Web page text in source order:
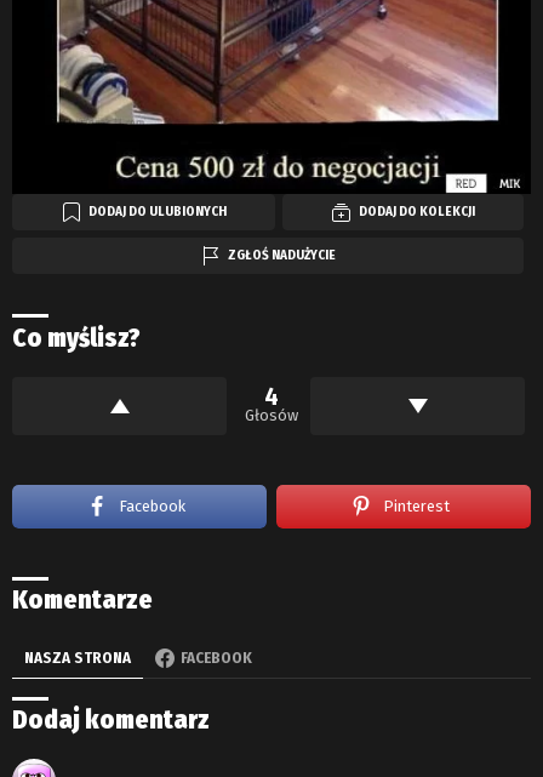
DODAJ DO ULUBIONYCH DODAJ DO KOLEKCJI
ZGŁOŚ NADUŻYCIE
Co myślisz?
4
Głosów
Facebook Pinterest
Komentarze
NASZA STRONA FACEBOOK
Dodaj komentarz